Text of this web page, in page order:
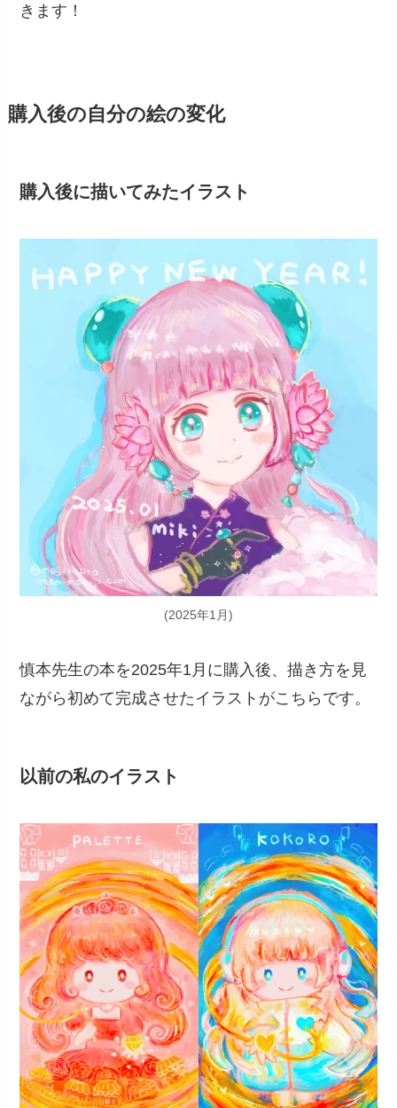
きます！
購入後の自分の絵の変化
購入後に描いてみたイラスト
(2025年1月)
慎本先生の本を2025年1月に購入後、描き方を見
ながら初めて完成させたイラストがこちらです。
以前の私のイラスト